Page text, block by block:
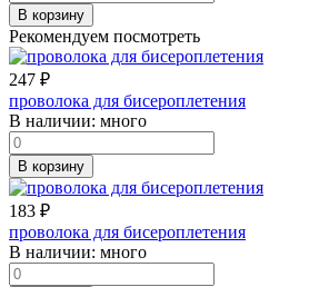
В корзину
Рекомендуем посмотреть
247 ₽
проволока для бисероплетения
В наличии: много
В корзину
183 ₽
проволока для бисероплетения
В наличии: много